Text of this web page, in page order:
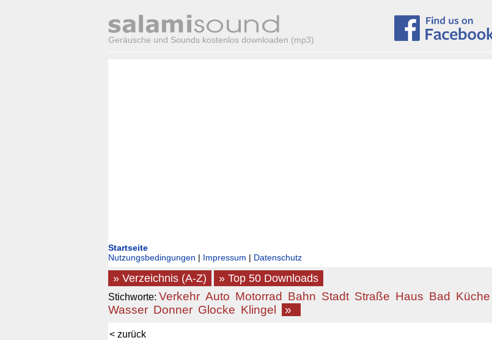
Geräusche und Sounds kostenlos downloaden (mp3)
Startseite
Nutzungsbedingungen | Impressum | Datenschutz
» Verzeichnis (A-Z) » Top 50 Downloads
Stichworte: Verkehr Auto Motorrad Bahn Stadt Straße Haus Bad Küche
Wasser Donner Glocke Klingel »
< zurück